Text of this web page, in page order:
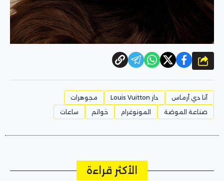
شارك
آنا دي أرماس دار Louis Vuitton
مجوهرات
صناعة الموضة
المونوغرام خواتم ساعات
الأكثر قراءة